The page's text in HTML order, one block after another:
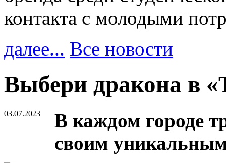
контакта с молодыми
далее... Все новости
Выбери дракона в
03.07.2023
В каждом городе
своим